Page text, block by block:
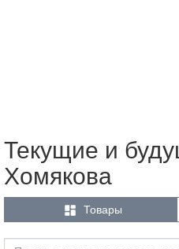
Текущие и
Хомякова
 Товары